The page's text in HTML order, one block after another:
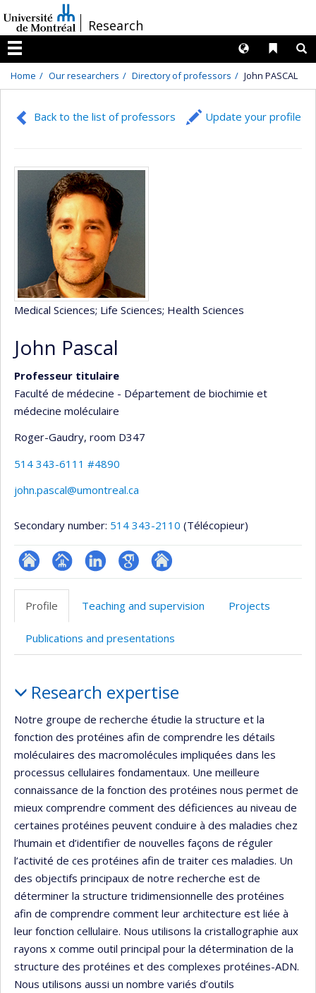
au
contenu
/Research
Menu
Liens
Langues
Home Our researchers Directory of professors John PASCAL
Back to the list of professors Update your profile
Medical Sciences; Life Sciences; Health Sciences
John Pascal
Professeur titulaire
Faculté de médecine - Département de biochimie et
médecine moléculaire
Roger-Gaudry, room D347
514 343-6111 #4890
john.pascal@umontreal.ca
Secondary number: 514 343-2110 (Télécopieur)
ResearchGate
Page
(faculté,département,école)
LinkedInGoogleAutre
web
Profile Teaching and supervision Projects
Publications and presentations
Research expertise
Notre groupe de recherche étudie la structure et la
fonction des protéines afin de comprendre les détails
moléculaires des macromolécules impliquées dans les
processus cellulaires fondamentaux. Une meilleure
connaissance de la fonction des protéines nous permet de
mieux comprendre comment des déficiences au niveau de
certaines protéines peuvent conduire à des maladies chez
l’humain et d’identifier de nouvelles façons de réguler
l’activité de ces protéines afin de traiter ces maladies. Un
des objectifs principaux de notre recherche est de
déterminer la structure tridimensionnelle des protéines
afin de comprendre comment leur architecture est liée à
leur fonction cellulaire. Nous utilisons la cristallographie aux
rayons x comme outil principal pour la détermination de la
structure des protéines et des complexes protéines-ADN.
Nous utilisons aussi un nombre variés d’outils